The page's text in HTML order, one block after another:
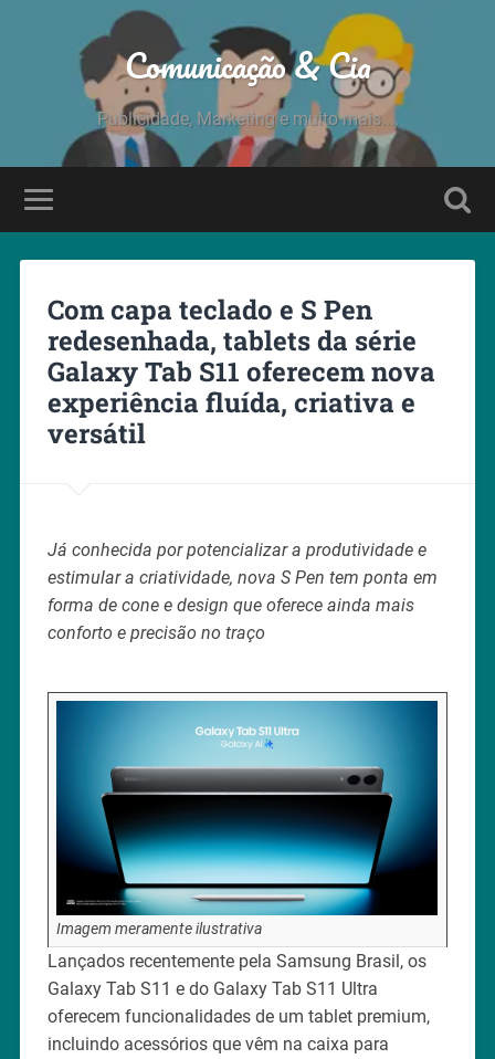
Comunicação & Cia
Publicidade, Marketing e muito mais....
Com capa teclado e S Pen
redesenhada, tablets da série
Galaxy Tab S11 oferecem nova
experiência fluída, criativa e
versátil
Já conhecida por potencializar a produtividade e
estimular a criatividade, nova S Pen tem ponta em
forma de cone e design que oferece ainda mais
conforto e precisão no traço
Imagem meramente ilustrativa
Lançados recentemente pela Samsung Brasil, os
Galaxy Tab S11 e do Galaxy Tab S11 Ultra
oferecem funcionalidades de um tablet premium,
incluindo acessórios que vêm na caixa para